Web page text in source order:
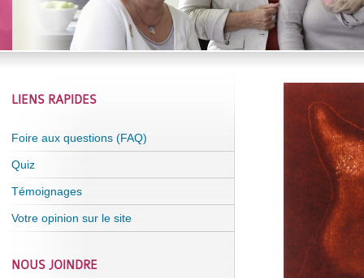
LIENS RAPIDES
Foire aux questions (FAQ)
Quiz
Témoignages
Votre opinion sur le site
NOUS JOINDRE